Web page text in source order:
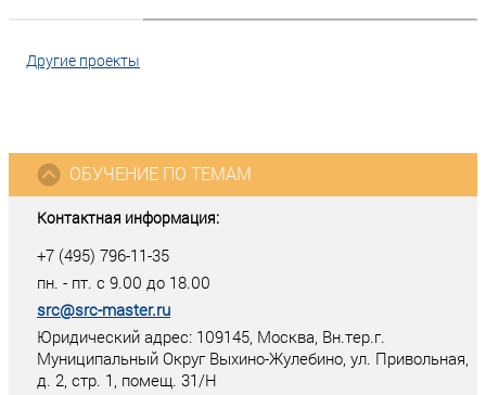
Другие проекты
Контактная информация:
+7 (495) 796-11-35
пн. - пт. с 9.00 до 18.00
src@src-master.ru
Юридический адрес: 109145, Москва, Вн.тер.г.
Муниципальный Округ Выхино-Жулебино, ул. Привольная,
д. 2, стр. 1, помещ. 31/Н
ОБУЧЕНИЕ ПО ТЕМАМ